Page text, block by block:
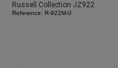
Russell Collection JZ922
Reference: R-922M-0